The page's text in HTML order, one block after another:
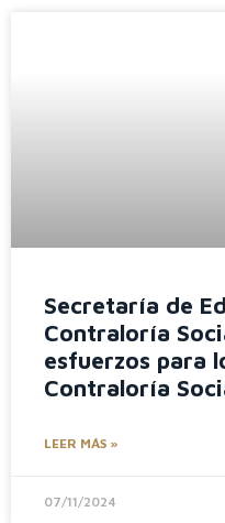
Secretaría de
Contraloría
esfuerzos para
Contraloría
LEER MÁS »
07/11/2024